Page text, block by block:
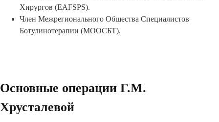
Хирургов (EAFSPS).
Член Межрегионального Общества Специалистов
Ботулинотерапии (МООСБТ).
Основные операции Г.М.
Хрусталевой